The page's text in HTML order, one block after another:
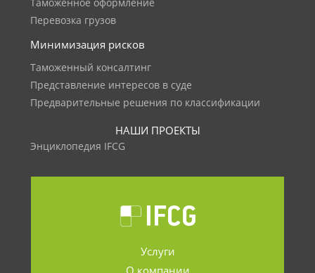
Таможенное оформление
Перевозка грузов
Минимизация рисков
Таможенный консалтинг
Представление интересов в суде
Предварительные решения по классификации
НАШИ ПРОЕКТЫ
Энциклопедия IFCG
Услуги